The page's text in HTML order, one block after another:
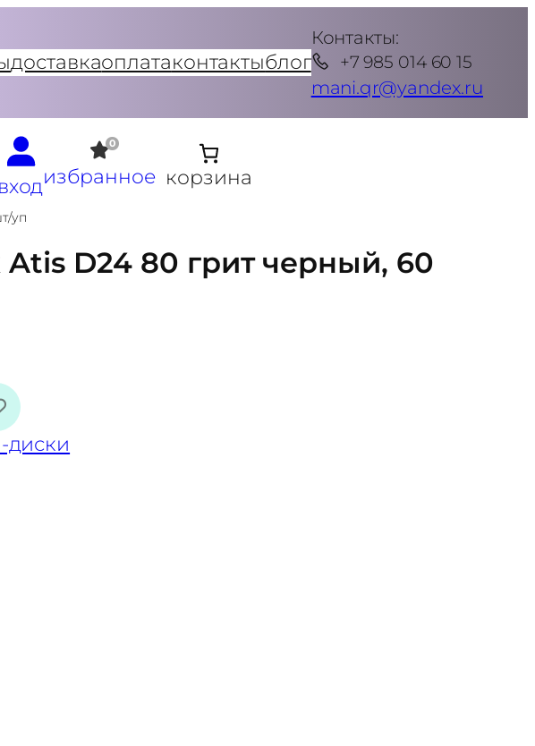
доставкаоплатаконтактыблог
Контакты:
+7 985 014 60 15
mani.qr@yandex.ru
вход
0
избранное корзина
уп
D24 80 грит черный, 60